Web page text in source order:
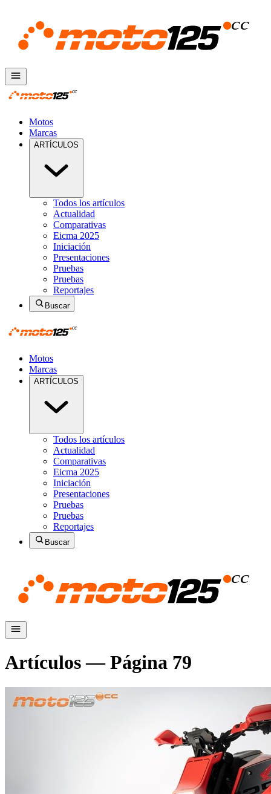
Motos
Marcas
ARTÍCULOS
Todos los artículos
Actualidad
Comparativas
Eicma 2025
Iniciación
Presentaciones
Pruebas
Pruebas
Reportajes
Buscar
Motos
Marcas
ARTÍCULOS
Todos los artículos
Actualidad
Comparativas
Eicma 2025
Iniciación
Presentaciones
Pruebas
Pruebas
Reportajes
Buscar
Artículos — Página 79